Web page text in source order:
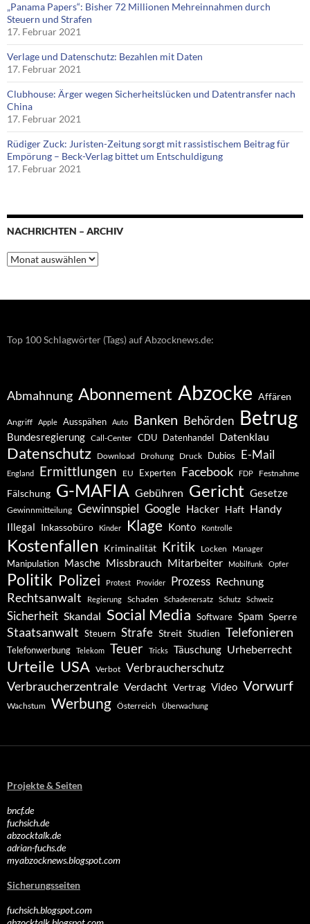
„Panama Papers“: Bisher 72 Millionen Mehreinnahmen durch
Steuern und Strafen
17. Februar 2021
Verlage und Datenschutz: Bezahlen mit Daten
17. Februar 2021
Clubhouse: Ärger wegen Sicherheitslücken und Datentransfer nach
China
17. Februar 2021
Rüdiger Zuck: Juristen-Zeitung sorgt mit rassistischem Beitrag für
Empörung – Beck-Verlag bittet um Entschuldigung
17. Februar 2021
NACHRICHTEN – ARCHIV
Nachrichten
–
Top 100 Schlagwörter (Tags) auf Abzocknews.de:
Abmahnung Abonnement Abzocke Affären
Angriff Apple Ausspähen Auto Banken Behörden Betrug
Bundesregierung Call-Center CDU Datenhandel Datenklau
Datenschutz Download Drohung Druck Dubios E-Mail
England Ermittlungen EU Experten Facebook FDP Festnahme
Fälschung G-MAFIA Gebühren Gericht Gesetze
Gewinnmitteilung Gewinnspiel Google Hacker Haft Handy
Illegal Inkassobüro Kinder Klage Konto Kontrolle
Kostenfallen Kriminalität Kritik Locken Manager
Manipulation Masche Missbrauch Mitarbeiter Mobilfunk Opfer
Politik Polizei Protest Provider Prozess Rechnung
Rechtsanwalt Regierung Schaden Schadenersatz Schutz Schweiz
Sicherheit Skandal Social Media Software Spam Sperre
Staatsanwalt Steuern Strafe Streit Studien Telefonieren
Telefonwerbung Telekom Teuer Tricks Täuschung Urheberrecht
Urteile USA Verbot Verbraucherschutz
Verbraucherzentrale Verdacht Vertrag Video Vorwurf
Wachstum Werbung Österreich Überwachung
Projekte & Seiten
bncf.de
fuchsich.de
abzocktalk.de
adrian-fuchs.de
myabzocknews.blogspot.com
Sicherungsseiten
fuchsich.blogspot.com